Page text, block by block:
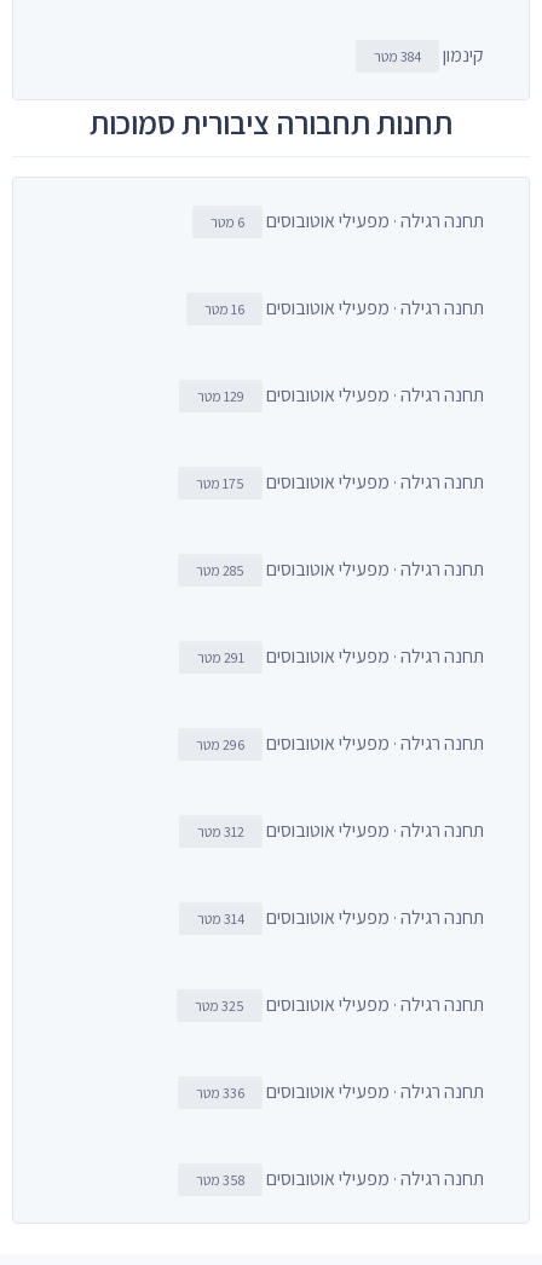
קינמון 384 מטר
תחנות תחבורה ציבורית סמוכות
תחנה רגילה · מפעילי אוטובוסים 6 מטר
תחנה רגילה · מפעילי אוטובוסים 16 מטר
תחנה רגילה · מפעילי אוטובוסים 129 מטר
תחנה רגילה · מפעילי אוטובוסים 175 מטר
תחנה רגילה · מפעילי אוטובוסים 285 מטר
תחנה רגילה · מפעילי אוטובוסים 291 מטר
תחנה רגילה · מפעילי אוטובוסים 296 מטר
תחנה רגילה · מפעילי אוטובוסים 312 מטר
תחנה רגילה · מפעילי אוטובוסים 314 מטר
תחנה רגילה · מפעילי אוטובוסים 325 מטר
תחנה רגילה · מפעילי אוטובוסים 336 מטר
תחנה רגילה · מפעילי אוטובוסים 358 מטר